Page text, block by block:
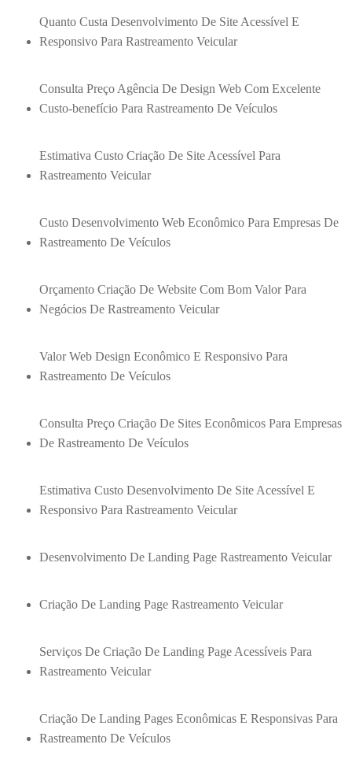
Quanto Custa Desenvolvimento De Site Acessível E
Responsivo Para Rastreamento Veicular
Consulta Preço Agência De Design Web Com Excelente
Custo-benefício Para Rastreamento De Veículos
Estimativa Custo Criação De Site Acessível Para
Rastreamento Veicular
Custo Desenvolvimento Web Econômico Para Empresas De
Rastreamento De Veículos
Orçamento Criação De Website Com Bom Valor Para
Negócios De Rastreamento Veicular
Valor Web Design Econômico E Responsivo Para
Rastreamento De Veículos
Consulta Preço Criação De Sites Econômicos Para Empresas
De Rastreamento De Veículos
Estimativa Custo Desenvolvimento De Site Acessível E
Responsivo Para Rastreamento Veicular
Desenvolvimento De Landing Page Rastreamento Veicular
Criação De Landing Page Rastreamento Veicular
Serviços De Criação De Landing Page Acessíveis Para
Rastreamento Veicular
Criação De Landing Pages Econômicas E Responsivas Para
Rastreamento De Veículos